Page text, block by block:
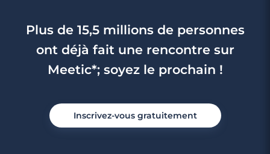
Plus de 15,5 millions de personnes
ont déjà fait une rencontre sur
Meetic*; soyez le prochain !
Inscrivez-vous gratuitement